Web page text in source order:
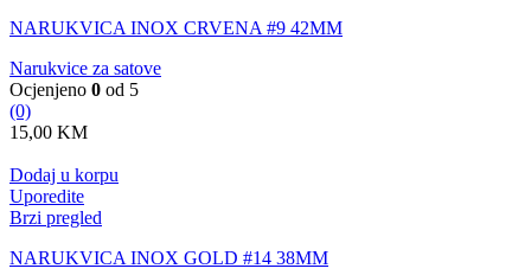
NARUKVICA INOX CRVENA #9 42MM
Narukvice za satove
Ocjenjeno 0 od 5
(0)
15,00 KM
Dodaj u korpu
Uporedite
Brzi pregled
NARUKVICA INOX GOLD #14 38MM